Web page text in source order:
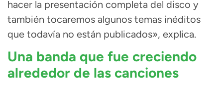
hacer la presentación completa del disco y
también tocaremos algunos temas inéditos
que todavía no están publicados», explica.
Una banda que fue creciendo
alrededor de las canciones